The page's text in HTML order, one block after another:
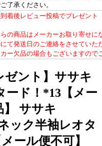
了承ください。
着後レビュー投稿でプレゼント
の商品はメーカーお取り寄せに
にて発送日のご連絡をさせていた
カー欠品の場合もございますので
ゼント】ササキ
ード！*13【メー
】 ササキ
ック半袖レオタ
ール便不可】